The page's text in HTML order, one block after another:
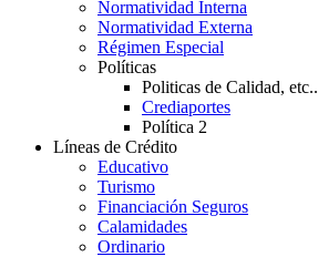
Normatividad Interna
Normatividad Externa
Régimen Especial
Políticas
Politicas de Calidad, etc..
Crediaportes
Política 2
Líneas de Crédito
Educativo
Turismo
Financiación Seguros
Calamidades
Ordinario